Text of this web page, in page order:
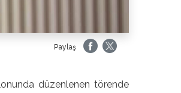
Paylaş
düzenlenen törende